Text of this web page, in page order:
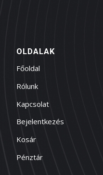
OLDALAK
Főoldal
Rólunk
Kapcsolat
Bejelentkezés
Kosár
Pénztár